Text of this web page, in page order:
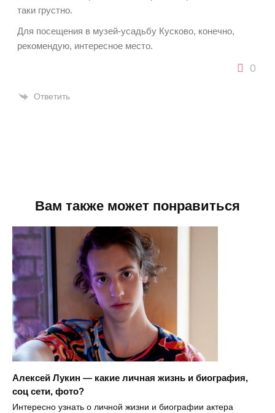
таки грустно.
Для посещения в музей-усадьбу Кусково, конечно,
рекомендую, интересное место.
0
Ответить
Вам также может понравиться
Алексей Лукин — какие личная жизнь и биография,
соц сети, фото?
Интересно узнать о личной жизни и биографии актера